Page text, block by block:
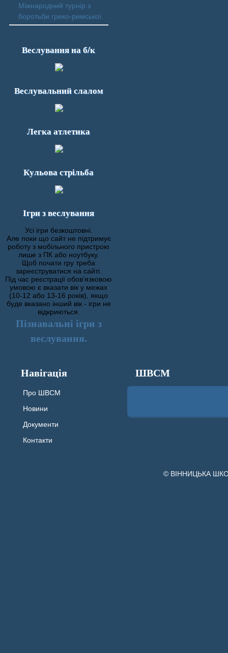
Міжнародний турнір з
боротьби греко-римської.
Веслування на б/к
Веслувальний слалом
Легка атлетика
Кульова стрільба
Ігри з веслування
Усі ігри безкоштовні.
Але поки що сайт не підтримує
роботу з мобільного пристрою
лише з ПК або ноутбуку.
Щоб почати гру треба
зареєструватися на сайті.
Під час реєстрації обов'язковою
умовою є вказати вік у межах
(10-12 або 13-16 років), якщо
буде вказано інший вік - ігри не
відкриються.
Пізнавальні ігри з
веслування.
Навігація
Про ШВСМ
Новини
Документи
Контакти
ШВСМ
© ВІННИЦЬКА